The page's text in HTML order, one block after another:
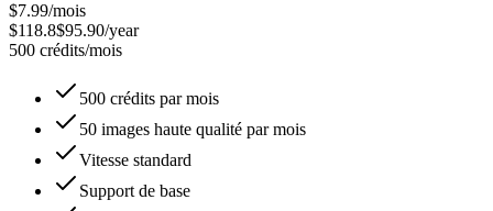
$7.99/mois
$118.8$95.90/year
500 crédits/mois
500 crédits par mois
50 images haute qualité par mois
Vitesse standard
Support de base